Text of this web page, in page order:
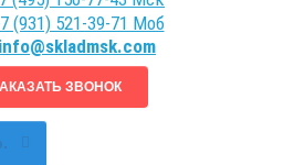
(931) 521-39-71 Моб
info@skladmsk.com
ЗВОНОК